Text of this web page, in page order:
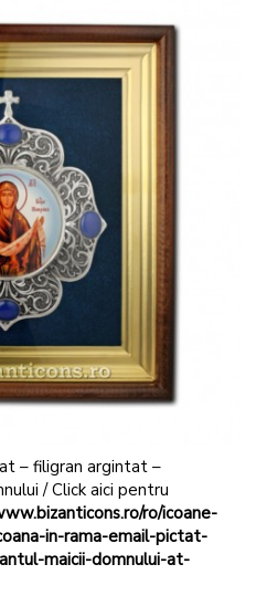
– filigran argintat –
/ Click aici pentru
ro/icoane-
in-rama-email-pictat-
maicii-domnului-at-